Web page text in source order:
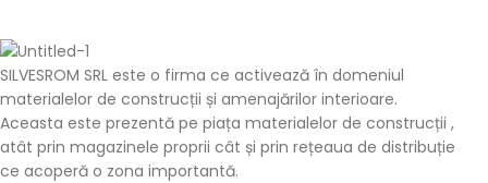
SILVESROM SRL este o firma ce activează în domeniul
materialelor de construcții și amenajărilor interioare.
Aceasta este prezentă pe piața materialelor de construcții ,
atât prin magazinele proprii cât și prin rețeaua de distribuție
ce acoperă o zona importantă.